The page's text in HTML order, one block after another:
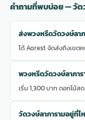
คำถามที่พบบ่อย — วัด
ส่งพวงหรีดวัดวงษ์ลาภ
ได้ Aorest จัดส่งถึงเขต
พวงหรีดวัดวงษ์ลาภาร
เริ่ม 1,300 บาท ดอกไม้ส
วัดวงษ์ลาภารามอยู่ที่ไ